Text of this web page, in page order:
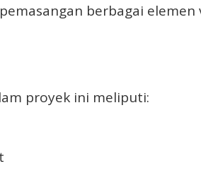
berbagai
proyek ini meliputi: